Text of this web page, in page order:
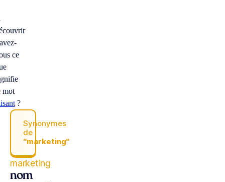
ce
mot
?
Synonymes
de
“marketing“
marketing
nom